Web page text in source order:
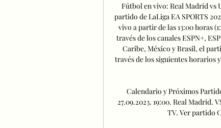
Fútbol en vivo: Real Madrid vs
partido de LaLiga EA SPORTS
vivo a partir de las 13:00 horas
través de los canales ESPN+,
Caribe, México y Brasil, el
través de los siguientes horarios
Calendario y Próximos
27.09.2023. 19:00. Real Madrid.
TV. Ver partido